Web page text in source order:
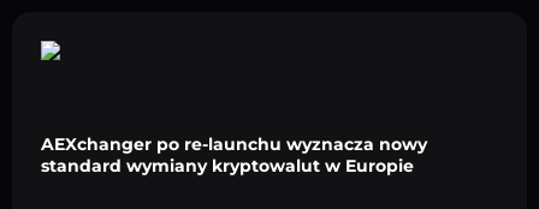
AEXchanger po re-launchu wyznacza nowy
standard wymiany kryptowalut w Europie